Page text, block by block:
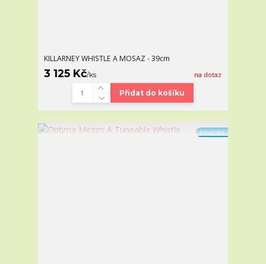
KILLARNEY WHISTLE A MOSAZ - 39cm
3 125 Kč/ks na dotaz
Přidat do košíku
Novinka